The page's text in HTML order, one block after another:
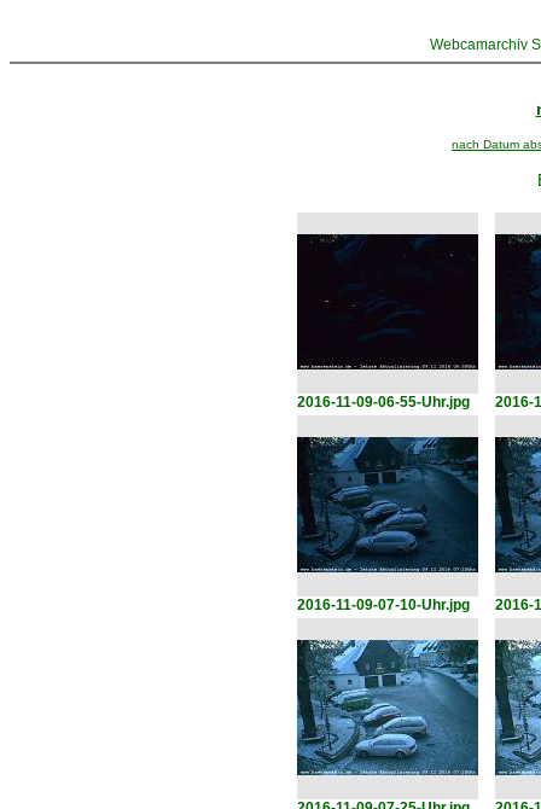
Webcamarchiv
nach Datum
2016-11-09-06-55-Uhr.jpg 2016-
2016-11-09-07-10-Uhr.jpg 2016-